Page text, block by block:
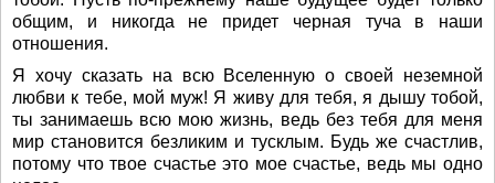
общим, и никогда не придет черная туча в наши
отношения.
Я хочу сказать на всю Вселенную о своей неземной
любви к тебе, мой муж! Я живу для тебя, я дышу тобой,
ты занимаешь всю мою жизнь, ведь без тебя для меня
мир становится безликим и тусклым. Будь же счастлив,
потому что твое счастье это мое счастье, ведь мы одно